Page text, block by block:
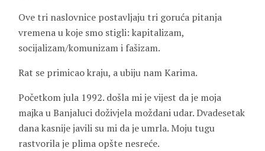
Ove tri naslovnice postavljaju tri goruća pitanja
vremena u koje smo stigli: kapitalizam,
socijalizam/komunizam i fašizam.
Rat se primicao kraju, a ubiju nam Karima.
Početkom jula 1992. došla mi je vijest da je moja
majka u Banjaluci doživjela moždani udar. Dvadesetak
dana kasnije javili su mi da je umrla. Moju tugu
rastvorila je plima opšte nesreće.